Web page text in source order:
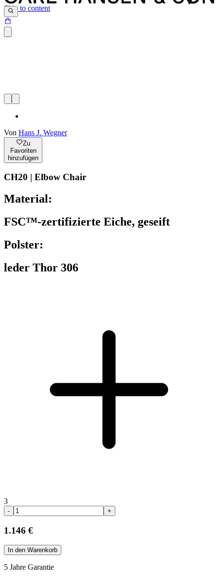
Skip to content
Von Hans J. Wegner
Zu
Favoriten
hinzufügen
CH20 | Elbow Chair
Material:
FSC™-zertifizierte Eiche, geseift
Polster:
leder Thor 306
3
- +
1.146 €
In den Warenkorb
5 Jahre Garantie